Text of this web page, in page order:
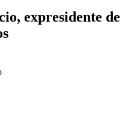
expresidente de